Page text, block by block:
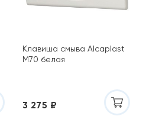
Клавиша смыва Alcaplast
M70 белая
3 275 ₽